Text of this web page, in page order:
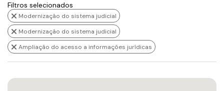
Filtros selecionados
Modernização do sistema judicial
Modernização do sistema judicial
Ampliação do acesso a informações jurídicas